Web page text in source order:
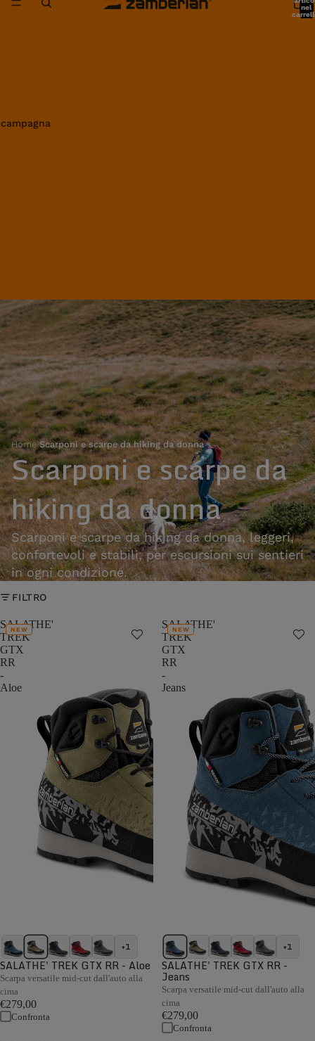
nel
Home›Scarponi e scarpe da hiking da donna
Scarponi e scarpe da
hiking da donna
Scarponi e scarpe da hiking da donna, leggeri,
confortevoli e stabili, per escursioni sui sentieri
in ogni condizione.
FILTRO
SALATHE'
TREK
GTX
RR
-
Aloe
NEW
+1
SALATHE' TREK GTX RR - Aloe
Scarpa versatile mid-cut dall'auto alla
cima
€279,00
Confronta
SALATHE'
TREK
GTX
RR
-
Jeans
NEW
+1
SALATHE' TREK GTX RR -
Jeans
Scarpa versatile mid-cut dall'auto alla
cima
€279,00
Confronta